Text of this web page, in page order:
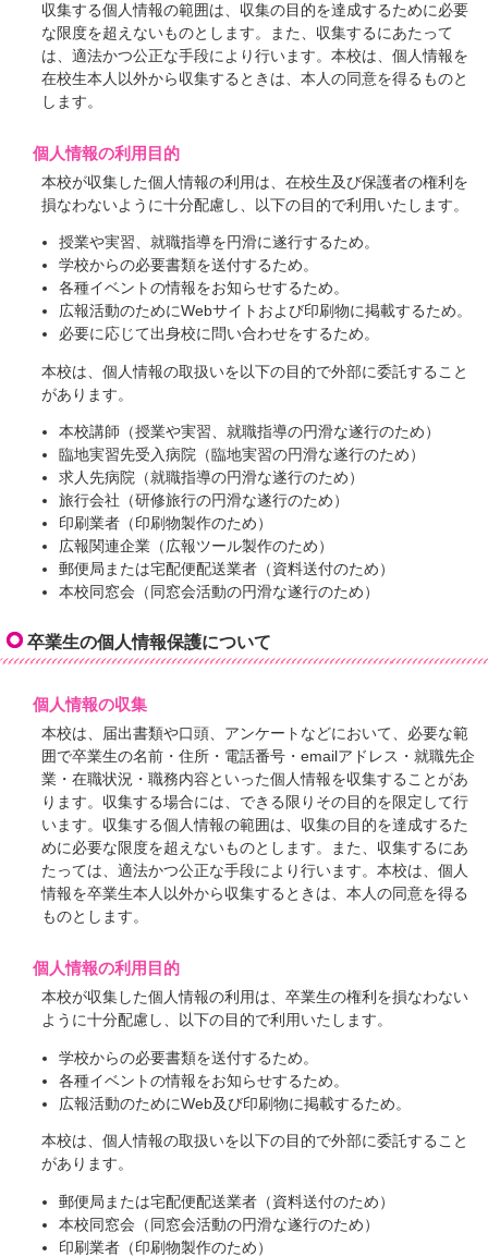
収集する個人情報の範囲は、収集の目的を達成するために必要
な限度を超えないものとします。また、収集するにあたって
は、適法かつ公正な手段により行います。本校は、個人情報を
在校生本人以外から収集するときは、本人の同意を得るものと
します。
個人情報の利用目的
本校が収集した個人情報の利用は、在校生及び保護者の権利を
損なわないように十分配慮し、以下の目的で利用いたします。
授業や実習、就職指導を円滑に遂行するため。
学校からの必要書類を送付するため。
各種イベントの情報をお知らせするため。
広報活動のためにWebサイトおよび印刷物に掲載するため。
必要に応じて出身校に問い合わせをするため。
本校は、個人情報の取扱いを以下の目的で外部に委託すること
があります。
本校講師（授業や実習、就職指導の円滑な遂行のため）
臨地実習先受入病院（臨地実習の円滑な遂行のため）
求人先病院（就職指導の円滑な遂行のため）
旅行会社（研修旅行の円滑な遂行のため）
印刷業者（印刷物製作のため）
広報関連企業（広報ツール製作のため）
郵便局または宅配便配送業者（資料送付のため）
本校同窓会（同窓会活動の円滑な遂行のため）
卒業生の個人情報保護について
個人情報の収集
本校は、届出書類や口頭、アンケートなどにおいて、必要な範
囲で卒業生の名前・住所・電話番号・emailアドレス・就職先企
業・在職状況・職務内容といった個人情報を収集することがあ
ります。収集する場合には、できる限りその目的を限定して行
います。収集する個人情報の範囲は、収集の目的を達成するた
めに必要な限度を超えないものとします。また、収集するにあ
たっては、適法かつ公正な手段により行います。本校は、個人
情報を卒業生本人以外から収集するときは、本人の同意を得る
ものとします。
個人情報の利用目的
本校が収集した個人情報の利用は、卒業生の権利を損なわない
ように十分配慮し、以下の目的で利用いたします。
学校からの必要書類を送付するため。
各種イベントの情報をお知らせするため。
広報活動のためにWeb及び印刷物に掲載するため。
本校は、個人情報の取扱いを以下の目的で外部に委託すること
があります。
郵便局または宅配便配送業者（資料送付のため）
本校同窓会（同窓会活動の円滑な遂行のため）
印刷業者（印刷物製作のため）